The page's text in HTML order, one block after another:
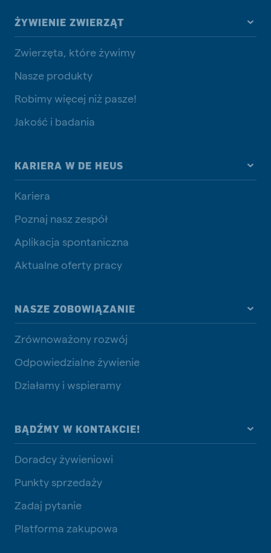
ŻYWIENIE ZWIERZĄT
Zwierzęta, które żywimy
Nasze produkty
Robimy więcej niż pasze!
Jakość i badania
KARIERA W DE HEUS
Kariera
Poznaj nasz zespół
Aplikacja spontaniczna
Aktualne oferty pracy
NASZE ZOBOWIĄZANIE
Zrównoważony rozwój
Odpowiedzialne żywienie
Działamy i wspieramy
BĄDŹMY W KONTAKCIE!
Doradcy żywieniowi
Punkty sprzedaży
Zadaj pytanie
Platforma zakupowa